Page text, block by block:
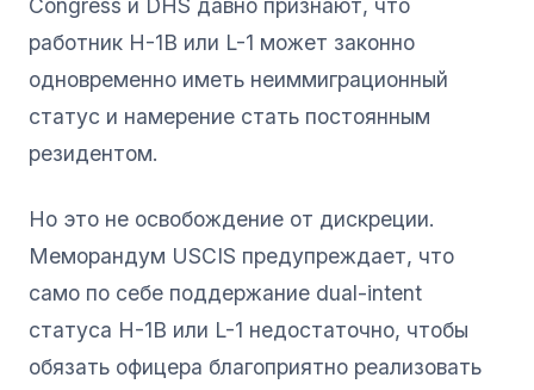
Congress и DHS давно признают, что
работник H-1B или L-1 может законно
одновременно иметь неиммиграционный
статус и намерение стать постоянным
резидентом.
Но это не освобождение от дискреции.
Меморандум USCIS предупреждает, что
само по себе поддержание dual-intent
статуса H-1B или L-1 недостаточно, чтобы
обязать офицера благоприятно реализовать